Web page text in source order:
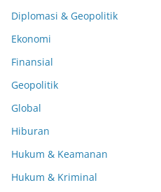
Diplomasi & Geopolitik
Ekonomi
Finansial
Geopolitik
Global
Hiburan
Hukum & Keamanan
Hukum & Kriminal